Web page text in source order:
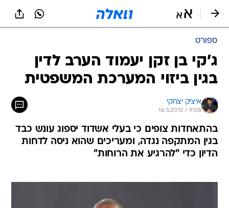
ספורט
ג'קי בן זקן יעמוד הערב לדין
בגין ביזוי המערכת המשפטית
איציק יצחקי
16.5.2012 / 9:08
בהתאחדות צופים כי בעלי אשדוד יספוג עונש כבד
בגין המתקפה נגדה, ומעריכים שהוא ניסה לדחות
הדיון כדי "להרגיע את הרוחות"